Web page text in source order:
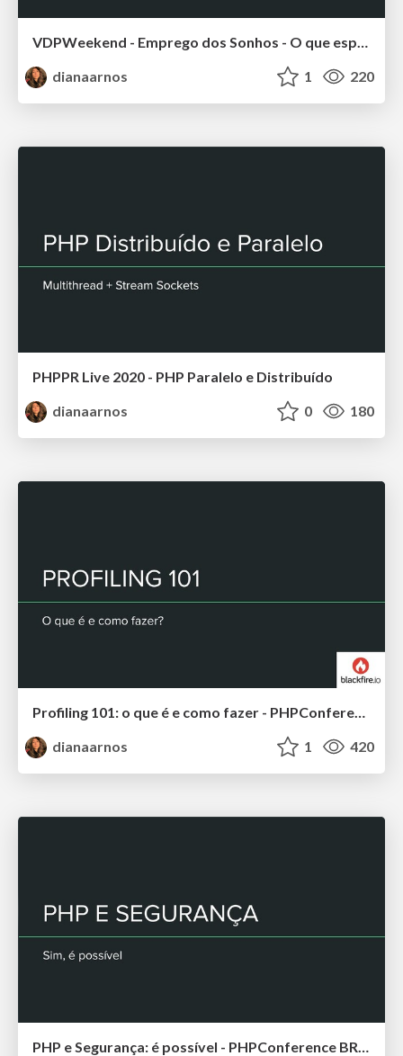
VDPWeekend - Emprego dos Sonhos - O que esperam de você e como ser cada vez melhor
dianaarnos
1 220
PHPPR Live 2020 - PHP Paralelo e Distribuído
dianaarnos
0 180
dianaarnos
1 420
PHP e Segurança: é possível - PHPConference BR 2019